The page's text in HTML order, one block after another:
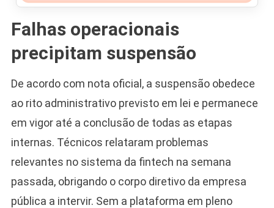
Falhas operacionais
precipitam suspensão
De acordo com nota oficial, a suspensão obedece
ao rito administrativo previsto em lei e permanece
em vigor até a conclusão de todas as etapas
internas. Técnicos relataram problemas
relevantes no sistema da fintech na semana
passada, obrigando o corpo diretivo da empresa
pública a intervir. Sem a plataforma em pleno